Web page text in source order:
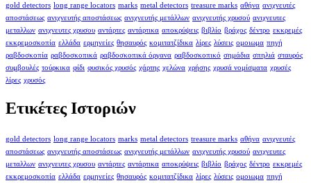
gold detectors long range locators marks metal detectors treasure marks αθήνα ανιχνευτές
αποστάσεως ανιχνευτής αποστάσεως ανιχνευτής μετάλλων ανιχνευτής χρυσού ανιχνευτες
μεταλλων ανιχνευτες χρυσου αντάρτες αντάρτικα αποκρύψεις βιβλίο βράχος δέντρο εκκρεμές
εκκρεμοσκοπία ελλάδα ερμηνείες θησαυρός κομιτατζίδικα λίρες λύσεις ομοιωμα πηγή
ραβδοσκοπία ραβδοσκοπικά ραβδοσκοπικά όργανα ραβδοσκοπικό σημάδια σπηλιά σταυρός
συμβουλές τούρκικα φίδι φυσικός χρυσός χάρτης χελώνα χρήσης χρυσά νομίσματα χρυσές
λίρες χρυσός
Ετικέτες Ιστοριών
gold detectors long range locators marks metal detectors treasure marks αθήνα ανιχνευτές
αποστάσεως ανιχνευτής αποστάσεως ανιχνευτής μετάλλων ανιχνευτής χρυσού ανιχνευτες
μεταλλων ανιχνευτες χρυσου αντάρτες αντάρτικα αποκρύψεις βιβλίο βράχος δέντρο εκκρεμές
εκκρεμοσκοπία ελλάδα ερμηνείες θησαυρός κομιτατζίδικα λίρες λύσεις ομοιωμα πηγή